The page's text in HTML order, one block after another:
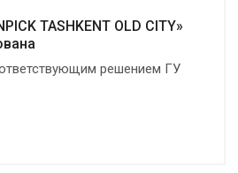
TASHKENT OLD CITY»
решением ГУ